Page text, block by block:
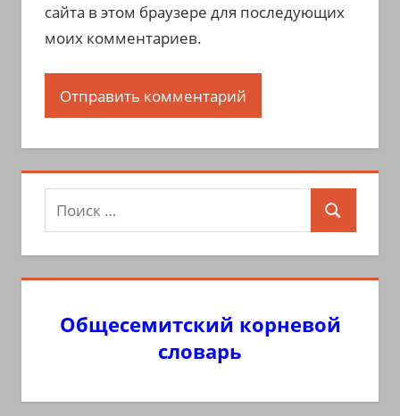
сайта в этом браузере для последующих
моих комментариев.
Поиск
для:
Поиск
Общесемитский корневой
словарь